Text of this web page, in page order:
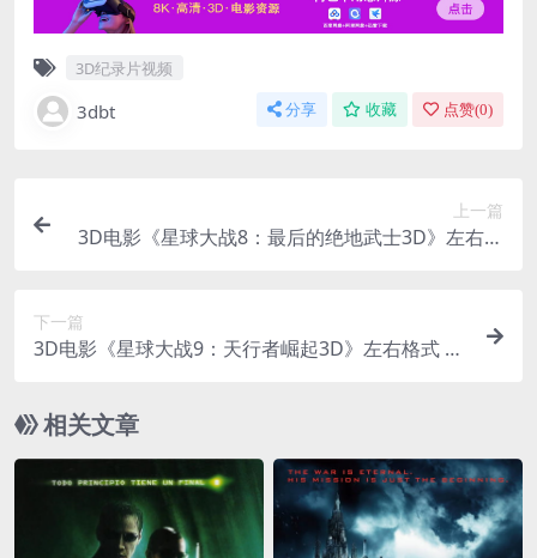
3D纪录片视频
3dbt 分享 收藏 点赞(0)
上一篇
3D电影《星球大战8：最后的绝地武士3D》左右格
下一篇
3D电影《星球大战9：天行者崛起3D》左右格式 下
相关文章